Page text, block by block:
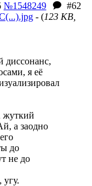
№1548249
#62
- (123 KB,
диссонанс,
я её
жуткий
а заодно
до
не до
угу.